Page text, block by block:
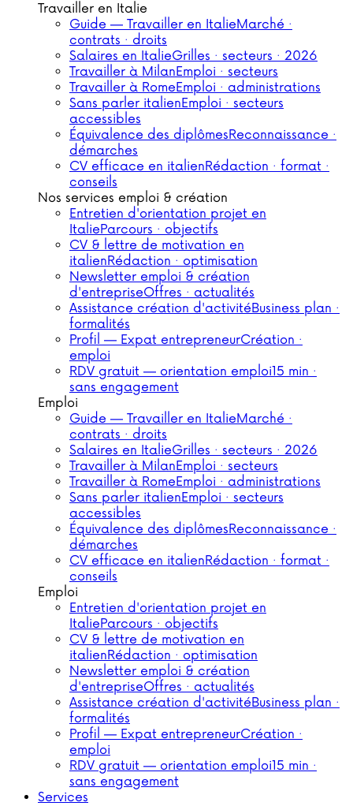
Travailler en Italie
Guide — Travailler en ItalieMarché ·
contrats · droits
Salaires en ItalieGrilles · secteurs · 2026
Travailler à MilanEmploi · secteurs
Travailler à RomeEmploi · administrations
Sans parler italienEmploi · secteurs
accessibles
Équivalence des diplômesReconnaissance ·
démarches
CV efficace en italienRédaction · format ·
conseils
Nos services emploi & création
Entretien d'orientation projet en
ItalieParcours · objectifs
CV & lettre de motivation en
italienRédaction · optimisation
Newsletter emploi & création
d'entrepriseOffres · actualités
Assistance création d'activitéBusiness plan ·
formalités
Profil — Expat entrepreneurCréation ·
emploi
RDV gratuit — orientation emploi15 min ·
sans engagement
Emploi
Guide — Travailler en ItalieMarché ·
contrats · droits
Salaires en ItalieGrilles · secteurs · 2026
Travailler à MilanEmploi · secteurs
Travailler à RomeEmploi · administrations
Sans parler italienEmploi · secteurs
accessibles
Équivalence des diplômesReconnaissance ·
démarches
CV efficace en italienRédaction · format ·
conseils
Emploi
Entretien d'orientation projet en
ItalieParcours · objectifs
CV & lettre de motivation en
italienRédaction · optimisation
Newsletter emploi & création
d'entrepriseOffres · actualités
Assistance création d'activitéBusiness plan ·
formalités
Profil — Expat entrepreneurCréation ·
emploi
RDV gratuit — orientation emploi15 min ·
sans engagement
Services